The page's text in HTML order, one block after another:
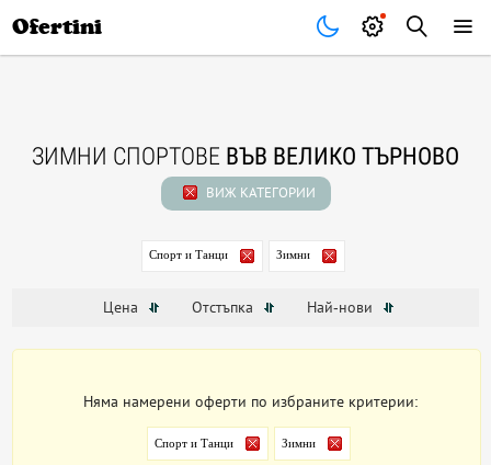
Ofertini
ЗИМНИ СПОРТОВЕ ВЪВ ВЕЛИКО ТЪРНОВО
ВИЖ КАТЕГОРИИ
Спорт и Танци Зимни
Цена Отстъпка Най-нови
Няма намерени оферти по избраните критерии:
Спорт и Танци Зимни